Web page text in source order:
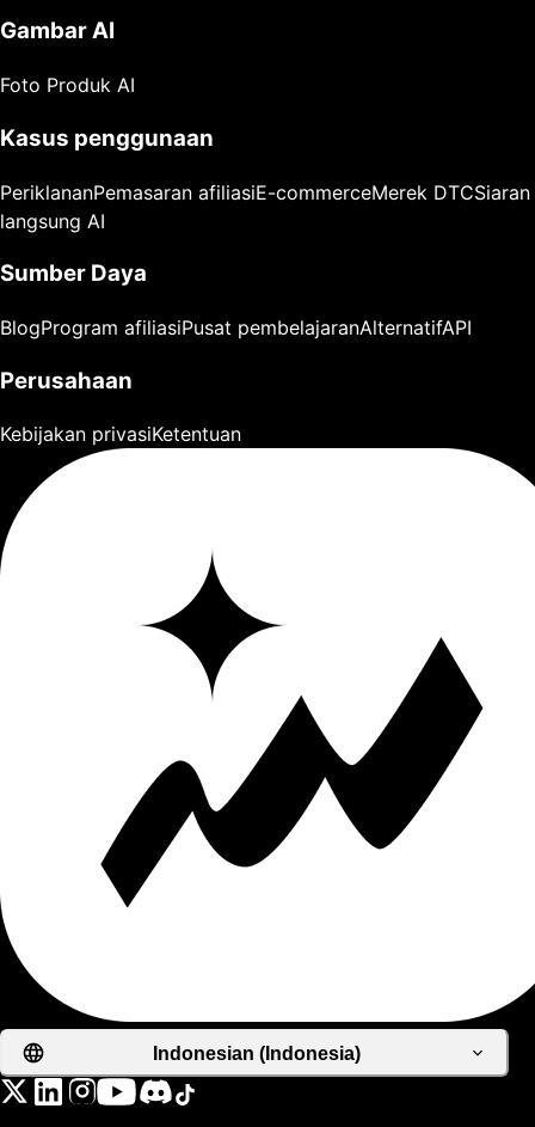
Gambar AI
Foto Produk AI
Kasus penggunaan
PeriklananPemasaran afiliasiE-commerceMerek DTCSiaran
langsung AI
Sumber Daya
BlogProgram afiliasiPusat pembelajaranAlternatifAPI
Perusahaan
Kebijakan privasiKetentuan
Indonesian (Indonesia)